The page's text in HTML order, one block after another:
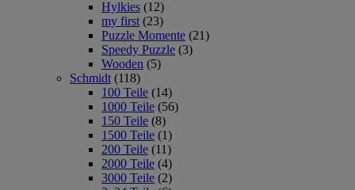
Hylkies (12)
my first (23)
Puzzle Momente (21)
Speedy Puzzle (3)
Wooden (5)
Schmidt (118)
100 Teile (14)
1000 Teile (56)
150 Teile (8)
1500 Teile (1)
200 Teile (11)
2000 Teile (4)
3000 Teile (2)